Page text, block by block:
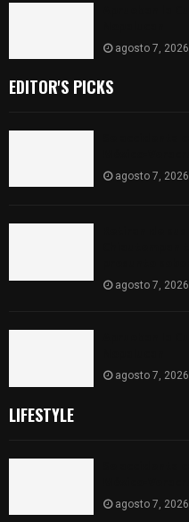
agosto 7, 2026
EDITOR'S PICKS
agosto 7, 2026
agosto 7, 2026
agosto 7, 2026
LIFESTYLE
agosto 7, 2026